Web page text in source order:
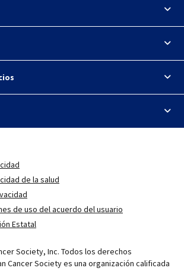
de la salud
de uso del acuerdo del usuario
Estatal
Society, Inc. Todos los derechos
Cancer Society es una organización calificada